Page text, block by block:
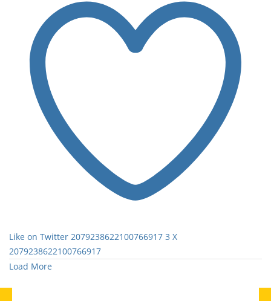
Like on Twitter 2079238622100766917 3 X
2079238622100766917
Load More